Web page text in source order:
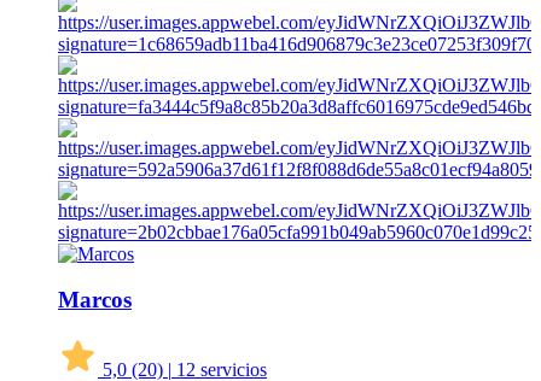
Marcos
5,0 (20) | 12 servicios